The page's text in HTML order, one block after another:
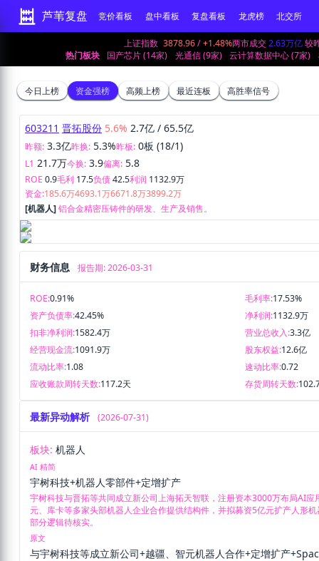
芦苇复盘 竞价看板 盘中看板 复盘看板 龙虎榜 北交所
上证指数 3878.96 /+1.48%两市成交2.63万亿 较
热门板块
国产芯片 (14家) 光通信 (9家) 云计算数据中心 (7家)
今日上榜 资金强榜 高频上榜 最近连板 高胜率信号
603211 晋拓股份 5.6% 2.7亿 / 65.5亿
昨额: 3.3亿昨换: 5.3%昨板: 0板 (18/1)
L1 21.7万今换: 3.9偏离: 5.8
ROE 0.9毛利 17.5负债42.5利润 1132.9万
资金:185.6万4693.1万6671.8万3899.2万
[机器人]铝合金精密压铸件的研发、生产及销售。
财务信息 报告期: 2026-03-31
ROE:0.91% 毛利率:17.53%
资产负债率:42.45% 净利润:1132.9万
扣非净利润:1582.4万 营业总收入:3.3亿
经营现金流:1091.9万 股东权益:12.6亿
流动比率:1.08 速动比率:0.72
应收账款周转天数:117.2天 存货周转天数:
最新异动解析 (2026-07-31)
板块: 机器人
AI 精简
宇树科技+机器人零部件+定增扩产
宇树科技与晋拓等共同成立新公司上海拓天智联，注册资本3000万布局AI
元、库卡等多家头部机器人企业合作提供结构件，并拟募资5亿元扩产人形
部分逻辑待核实。
原文
与宇树科技等成立新公司+越疆、智元机器人合作+定增扩产